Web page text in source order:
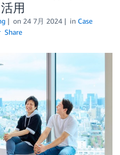
用
on 24 7月 2024 in Case
Share